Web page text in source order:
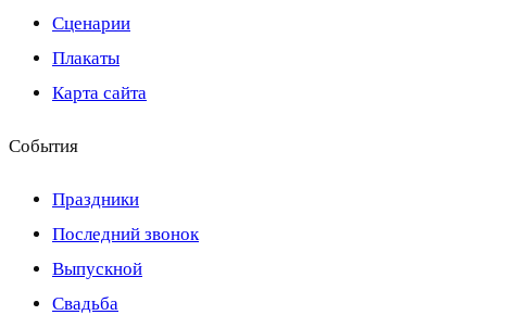
Сценарии
Плакаты
Карта сайта
События
Праздники
Последний звонок
Выпускной
Свадьба